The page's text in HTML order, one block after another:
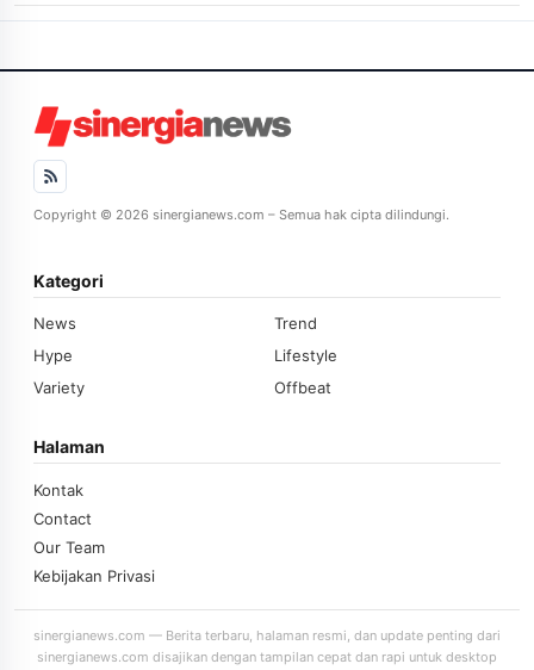
Copyright © 2026 sinergianews.com – Semua hak cipta dilindungi.
Kategori
News
Trend
Hype
Lifestyle
Variety
Offbeat
Halaman
Kontak
Contact
Our Team
Kebijakan Privasi
sinergianews.com — Berita terbaru, halaman resmi, dan update penting dari
sinergianews.com disajikan dengan tampilan cepat dan rapi untuk desktop